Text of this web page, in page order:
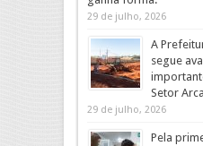
29 de julho, 2026
A
segue
Setor
29 de julho, 2026
Pela